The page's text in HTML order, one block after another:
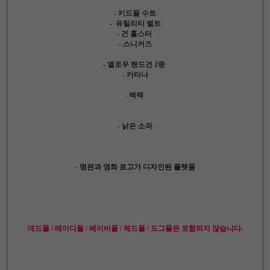
- 키드풀 수트
- 유틸리티 벨트
- 건 홀스터
- 스니커즈
- 옐로우 핸드건 2종
- 카타나
-백팩
- 낡은 소파
- 명판과 영화 로고가 디자인된 플랫폼
데드풀 / 레이디풀 / 베이비풀 / 헤드풀 / 도그풀은 포함되지 않습니다.